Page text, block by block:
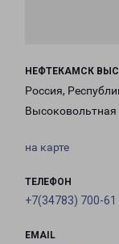
НЕФТЕКАМСК
Россия,
Высоковольтная
на карте
ТЕЛЕФОН
+7(34783) 700-61
EMAIL